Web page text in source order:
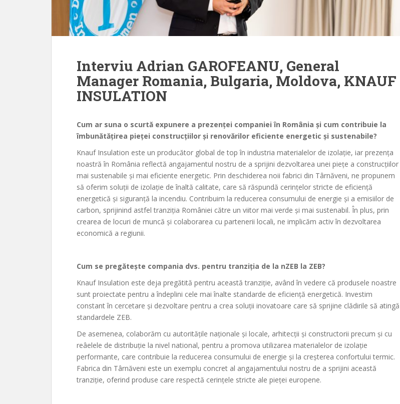
Interviu Adrian GAROFEANU, General
Manager Romania, Bulgaria, Moldova, KNAUF
INSULATION
Cum ar suna o scurtă expunere a prezenței companiei în România și cum contribuie la
îmbunătățirea pieței construcțiilor și renovărilor eficiente energetic și sustenabile?
Knauf Insulation este un producător global de top în industria materialelor de izolație, iar prezența
noastră în România reflectă angajamentul nostru de a sprijini dezvoltarea unei piețe a construcțiilor
mai sustenabile și mai eficiente energetic. Prin deschiderea noii fabrici din Târnăveni, ne propunem
să oferim soluții de izolație de înaltă calitate, care să răspundă cerințelor stricte de eficiență
energetică și siguranță la incendiu. Contribuim la reducerea consumului de energie și a emisiilor de
carbon, sprijinind astfel tranziția României către un viitor mai verde și mai sustenabil. În plus, prin
crearea de locuri de muncă și colaborarea cu partenerii locali, ne implicăm activ în dezvoltarea
economică a regiunii.
Cum se pregătește compania dvs. pentru tranziția de la nZEB la ZEB?
Knauf Insulation este deja pregătită pentru această tranziție, având în vedere că produsele noastre
sunt proiectate pentru a îndeplini cele mai înalte standarde de eficiență energetică. Investim
constant în cercetare și dezvoltare pentru a crea soluții inovatoare care să sprijine clădirile să atingă
standardele ZEB.
De asemenea, colaborăm cu autoritățile naționale și locale, arhitecții și constructorii precum și cu
reâelele de distribuție la nivel national, pentru a promova utilizarea materialelor de izolație
performante, care contribuie la reducerea consumului de energie și la creșterea confortului termic.
Fabrica din Târnăveni este un exemplu concret al angajamentului nostru de a sprijini această
tranziție, oferind produse care respectă cerințele stricte ale pieței europene.